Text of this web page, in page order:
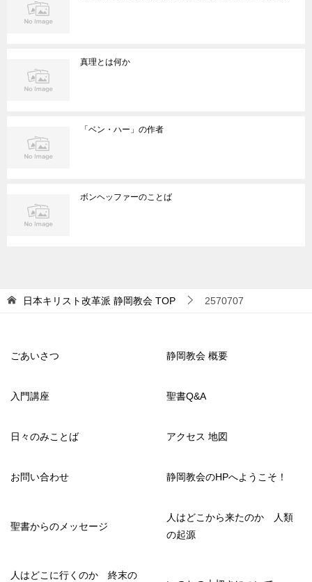
真理とは何か
「ベン・ハー」の作者
ボンヘッファーのことば
日本キリスト改革派 静岡教会 TOP 2570707
ごあいさつ 静岡教会 概要
入門講座 聖書Q&A
日々のみことば アクセス 地図
お問い合わせ 静岡教会のHPへようこそ！
聖書からのメッセージ
人はどこから来たのか 人類
の起源
人はどこに行くのか 終末の